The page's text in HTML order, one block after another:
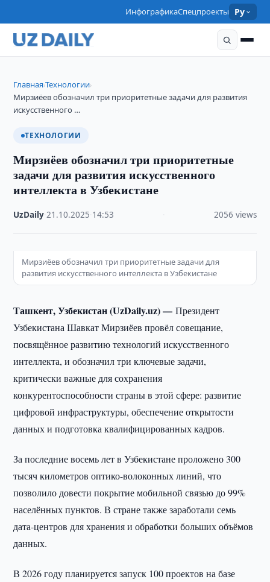
ИнфографикаСпецпроекты Ру
Главная›Технологии›
Мирзиёев обозначил три приоритетные задачи для развития
искусственного …
ТЕХНОЛОГИИ
Мирзиёев обозначил три приоритетные
задачи для развития искусственного
интеллекта в Узбекистане
UzDaily ·21.10.2025 14:53 2056 views
Мирзиёев обозначил три приоритетные задачи для
развития искусственного интеллекта в Узбекистане
Ташкент, Узбекистан (UzDaily.uz) —Президент
Узбекистана Шавкат Мирзиёев провёл совещание,
посвящённое развитию технологий искусственного
интеллекта, и обозначил три ключевые задачи,
критически важные для сохранения
конкурентоспособности страны в этой сфере: развитие
цифровой инфраструктуры, обеспечение открытости
данных и подготовка квалифицированных кадров.
За последние восемь лет в Узбекистане проложено 300
тысяч километров оптико-волоконных линий, что
позволило довести покрытие мобильной связью до 99%
населённых пунктов. В стране также заработали семь
дата-центров для хранения и обработки больших объёмов
данных.
В 2026 году планируется запуск 100 проектов на базе